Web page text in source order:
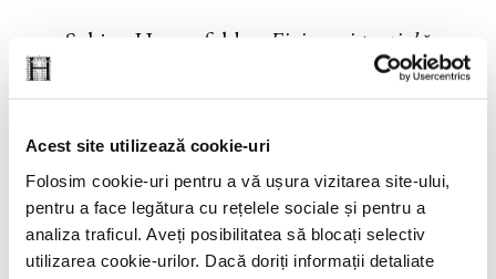
Acest site utilizează cookie-uri
Folosim cookie-uri pentru a vă ușura vizitarea site-ului,
pentru a face legătura cu rețelele sociale și pentru a
analiza traficul. Aveți posibilitatea să blocați selectiv
utilizarea cookie-urilor. Dacă doriți informații detaliate
Sabine Hossenfelder, Fizica existenţială